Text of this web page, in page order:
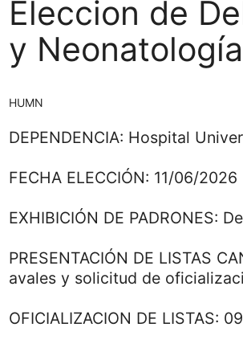
Eleccion de
y
HUMN
DEPENDENCIA: Hospital
FECHA ELECCIÓN: 11/06/
EXHIBICIÓN DE PADRONES:
PRESENTACIÓN DE LISTAS
avales y solicitud de
OFICIALIZACION DE LISTAS: